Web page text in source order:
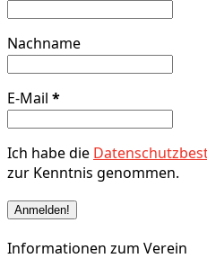
Nachname
E-Mail *
Ich habe die
zur Kenntnis genommen.
Informationen zum Verein